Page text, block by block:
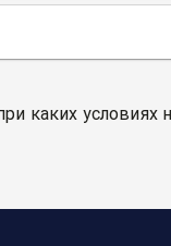
каких условиях